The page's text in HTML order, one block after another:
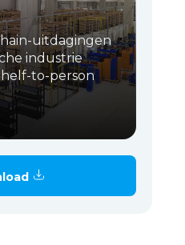
uitdagingen
industrie
to-person